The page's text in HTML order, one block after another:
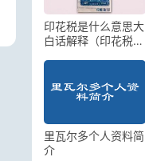
印花税是什么意思大
白话解释（印花税的
里瓦尔多个人资料简
介